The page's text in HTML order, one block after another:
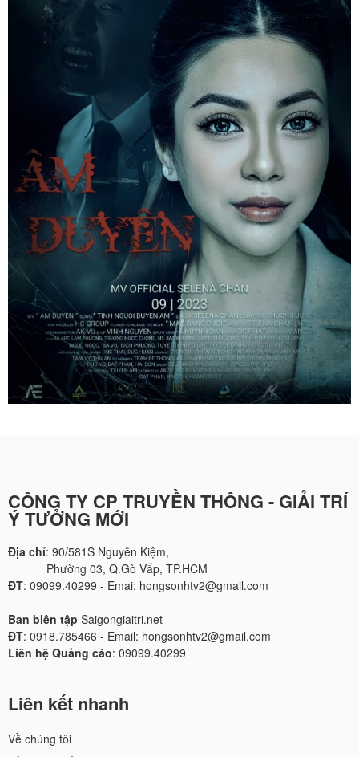
CÔNG TY CP TRUYỀN THÔNG - GIẢI TRÍ
Ý TƯỞNG MỚI
Địa chỉ: 90/581S Nguyễn Kiệm,
Phường 03, Q.Gò Vấp, TP.HCM
ĐT: 09099.40299 - Emai: hongsonhtv2@gmail.com
Ban biên tập Saigongiaitri.net
ĐT: 0918.785466 - Email: hongsonhtv2@gmail.com
Liên hệ Quảng cáo: 09099.40299
Liên kết nhanh
Về chúng tôi